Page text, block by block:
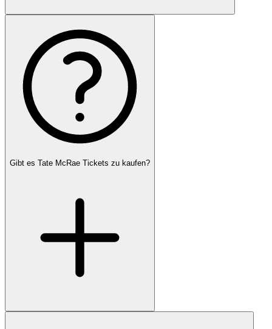
Gibt es Tate McRae Tickets zu kaufen?